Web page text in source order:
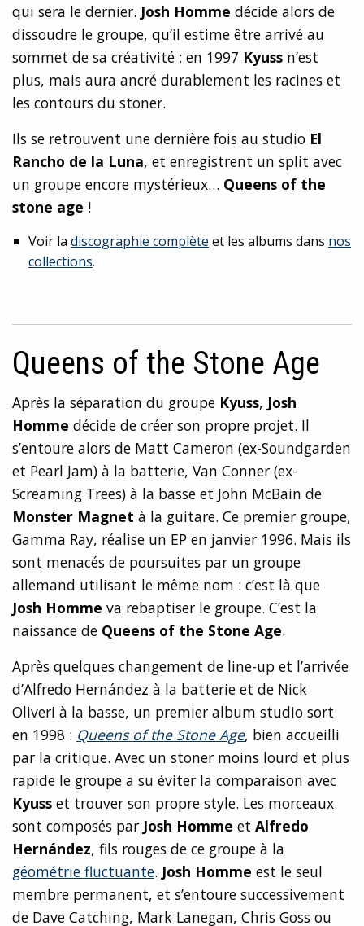
qui sera le dernier. Josh Homme décide alors de
dissoudre le groupe, qu’il estime être arrivé au
sommet de sa créativité : en 1997 Kyuss n’est
plus, mais aura ancré durablement les racines et
les contours du stoner.
Ils se retrouvent une dernière fois au studio El
Rancho de la Luna, et enregistrent un split avec
un groupe encore mystérieux… Queens of the
stone age !
Voir la discographie complète et les albums dans nos
collections.
Queens of the Stone Age
Après la séparation du groupe Kyuss, Josh
Homme décide de créer son propre projet. Il
s’entoure alors de Matt Cameron (ex-Soundgarden
et Pearl Jam) à la batterie, Van Conner (ex-
Screaming Trees) à la basse et John McBain de
Monster Magnet à la guitare. Ce premier groupe,
Gamma Ray, réalise un EP en janvier 1996. Mais ils
sont menacés de poursuites par un groupe
allemand utilisant le même nom : c’est là que
Josh Homme va rebaptiser le groupe. C’est la
naissance de Queens of the Stone Age.
Après quelques changement de line-up et l’arrivée
d’Alfredo Hernández à la batterie et de Nick
Oliveri à la basse, un premier album studio sort
en 1998 : Queens of the Stone Age, bien accueilli
par la critique. Avec un stoner moins lourd et plus
rapide le groupe a su éviter la comparaison avec
Kyuss et trouver son propre style. Les morceaux
sont composés par Josh Homme et Alfredo
Hernández, fils rouges de ce groupe à la
géométrie fluctuante. Josh Homme est le seul
membre permanent, et s’entoure successivement
de Dave Catching, Mark Lanegan, Chris Goss ou